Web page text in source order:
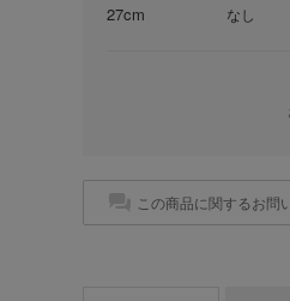
27cm なし
この商品に関するお問